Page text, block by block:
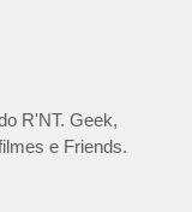
R'NT. Geek,
e Friends.